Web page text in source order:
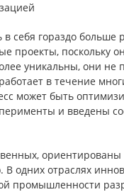
себя гораздо
поскольку
уникальны, они не
в течение
может быть
и введены
В одних отраслях
промышленности